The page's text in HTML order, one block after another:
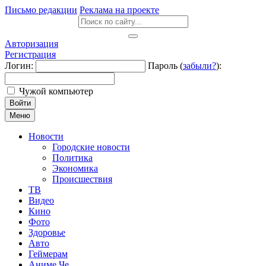
Письмо редакции Реклама на проекте
Авторизация
Регистрация
Логин:
Пароль (забыли?):
Чужой компьютер
Войти
Меню
Новости
Городские новости
Политика
Экономика
Происшествия
ТВ
Видео
Кино
Фото
Здоровье
Авто
Геймерам